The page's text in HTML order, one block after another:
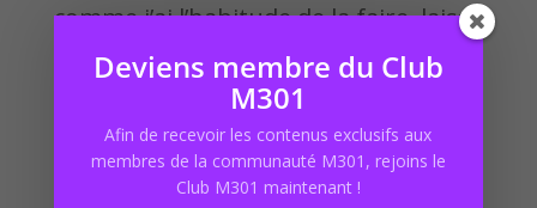
comme j’ai l’habitude de la faire, laisse
moi un commentaire juste en
dessous 😉
Deviens membre du Club
M301
Afin de recevoir les contenus exclusifs aux
membres de la communauté M301, rejoins le
Club M301 maintenant !